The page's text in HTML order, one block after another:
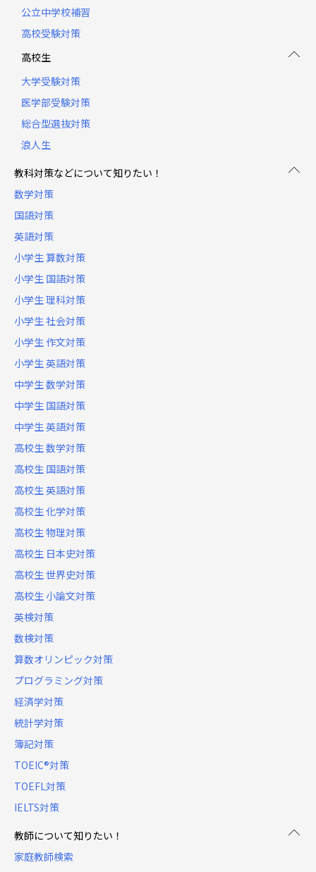
公立中学校補習
高校受験対策
高校生
大学受験対策
医学部受験対策
総合型選抜対策
浪人生
教科対策などについて知りたい！
数学対策
国語対策
英語対策
小学生 算数対策
小学生 国語対策
小学生 理科対策
小学生 社会対策
小学生 作文対策
小学生 英語対策
中学生 数学対策
中学生 国語対策
中学生 英語対策
高校生 数学対策
高校生 国語対策
高校生 英語対策
高校生 化学対策
高校生 物理対策
高校生 日本史対策
高校生 世界史対策
高校生 小論文対策
英検対策
数検対策
算数オリンピック対策
プログラミング対策
経済学対策
統計学対策
簿記対策
TOEIC®対策
TOEFL対策
IELTS対策
教師について知りたい！
家庭教師検索